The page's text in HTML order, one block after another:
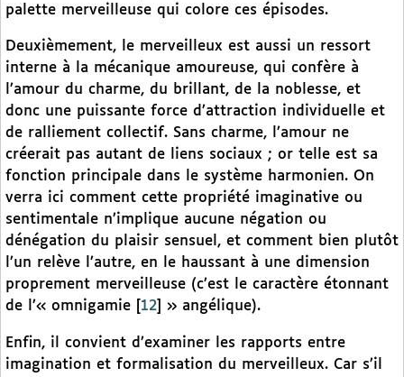
palette merveilleuse qui colore ces épisodes.
Deuxièmement, le merveilleux est aussi un ressort
interne à la mécanique amoureuse, qui confère à
l’amour du charme, du brillant, de la noblesse, et
donc une puissante force d’attraction individuelle et
de ralliement collectif. Sans charme, l’amour ne
créerait pas autant de liens sociaux ; or telle est sa
fonction principale dans le système harmonien. On
verra ici comment cette propriété imaginative ou
sentimentale n’implique aucune négation ou
dénégation du plaisir sensuel, et comment bien plutôt
l’un relève l’autre, en le haussant à une dimension
proprement merveilleuse (c’est le caractère étonnant
de l’« omnigamie
12 » angélique).
Enfin, il convient d’examiner les rapports entre
imagination et formalisation du merveilleux. Car s’il